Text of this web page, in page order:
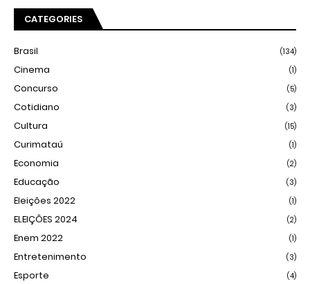
CATEGORIES
Brasil (134)
Cinema (1)
Concurso (5)
Cotidiano (3)
Cultura (15)
Curimataú (1)
Economia (2)
Educação (3)
Eleições 2022 (1)
ELEIÇÕES 2024 (2)
Enem 2022 (1)
Entretenimento (3)
Esporte (4)